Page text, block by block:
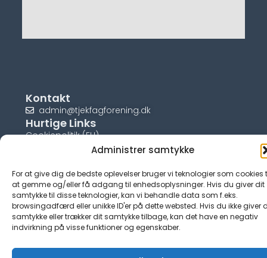
Administrer samtykke
For at give dig de bedste oplevelser bruger vi teknologier som cookies
at gemme og/eller få adgang til enhedsoplysninger. Hvis du giver dit
samtykke til disse teknologier, kan vi behandle data som f.eks.
browsingadfærd eller unikke ID'er på dette websted. Hvis du ikke giver
samtykke eller trækker dit samtykke tilbage, kan det have en negativ
indvirkning på visse funktioner og egenskaber.
Kontakt
admin@tjekfagforening.dk
Hurtige Links
Cookiepolitik (EU)
© tjek-fagforening.dk